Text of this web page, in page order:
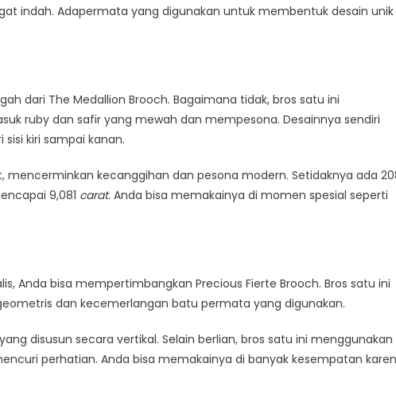
indah. Adapermata yang digunakan untuk membentuk desain unik
dari The Medallion Brooch. Bagaimana tidak, bros satu ini
ruby dan safir yang mewah dan mempesona. Desainnya sendiri
kiri sampai kanan.
mencerminkan kecanggihan dan pesona modern. Setidaknya ada
9,081 carat. Anda bisa memakainya di momen spesial seperti
Anda bisa mempertimbangkan Precious Fierte Brooch. Bros satu ini
dan kecemerlangan batu permata yang digunakan.
disusun secara vertikal. Selain berlian, bros satu ini menggunakan
perhatian. Anda bisa memakainya di banyak kesempatan